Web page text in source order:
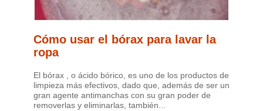
Cómo usar el bórax para lavar la
ropa
El bórax , o ácido bórico, es uno de los productos de
limpieza más efectivos, dado que, además de ser un
gran agente antimanchas con su gran poder de
removerlas y eliminarlas, también...